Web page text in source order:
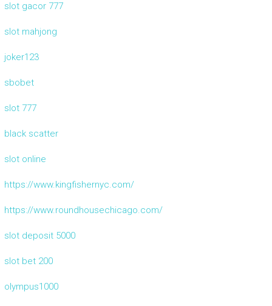
slot gacor 777
slot mahjong
joker123
sbobet
slot 777
black scatter
slot online
https://www.kingfishernyc.com/
https://www.roundhousechicago.com/
slot deposit 5000
slot bet 200
olympus1000